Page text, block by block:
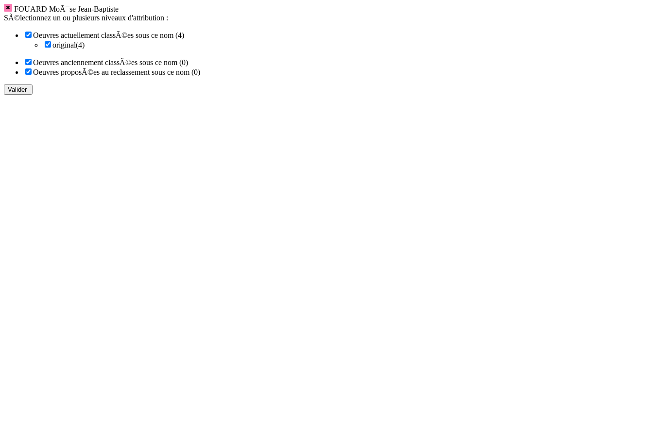
FOUARD MoÃ¯se Jean-Baptiste
SÃ©lectionnez un ou plusieurs niveaux d'attribution :
Oeuvres actuellement classÃ©es sous ce nom (4)
original(4)
Oeuvres anciennement classÃ©es sous ce nom (0)
Oeuvres proposÃ©es au reclassement sous ce nom (0)
Valider